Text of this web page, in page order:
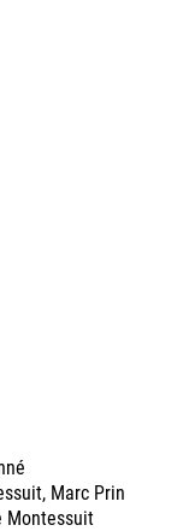
Marc Prin
Montessuit